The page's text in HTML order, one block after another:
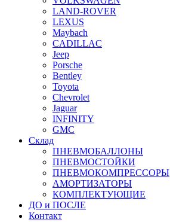
LAND-ROVER
LEXUS
Maybach
CADILLAC
Jeep
Porsche
Bentley
Toyota
Chevrolet
Jaguar
INFINITY
GMC
Склад
ПНЕВМОБАЛЛОНЫ
ПНЕВМОСТОЙКИ
ПНЕВМОКОМПРЕССОРЫ
АМОРТИЗАТОРЫ
КОМПЛЕКТУЮЩИЕ
ДО и ПОСЛЕ
Контакт